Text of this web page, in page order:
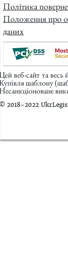
Політика
Положення про
даних
веб-сайт та весь
шаблону
2018-2022